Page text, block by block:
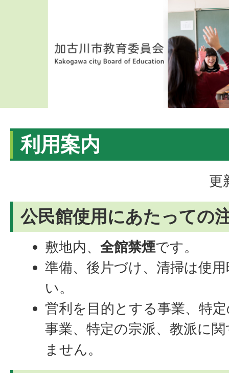
利用案内
更
公民館使用にあたっての
敷地内、全館禁煙です。
準備、後片づけ、清掃は使
い。
営利を目的とする事業、特
事業、特定の宗派、教派に
ません。